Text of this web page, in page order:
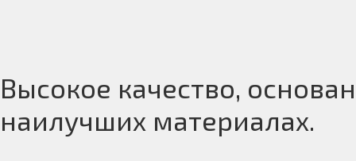
Высокое качество,
наилучших материалах.